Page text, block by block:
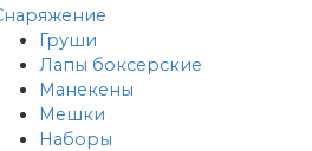
Груши
Лапы боксерские
Манекены
Мешки
Наборы